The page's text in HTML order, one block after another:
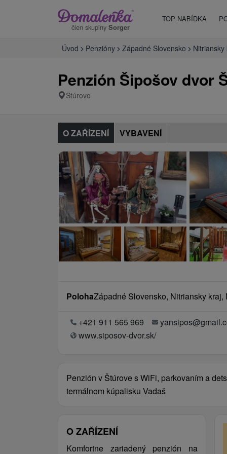
člen skupiny Sorger
TOP NABÍDKA
Úvod Penzióny Západné Slovensko Nitriansky
Penzión Šipošov dvor
Štúrovo
O ZAŘÍZENÍ VYBAVENÍ
PolohaZápadné Slovensko, Nitriansky kraj,
+421 911 565 969
www.siposov-dvor.sk/
Penzión v Štúrove s WiFi, parkovaním a
termálnom kúpalisku Vadaš
O ZAŘÍZENÍ
Komfortne zariadený penzión na